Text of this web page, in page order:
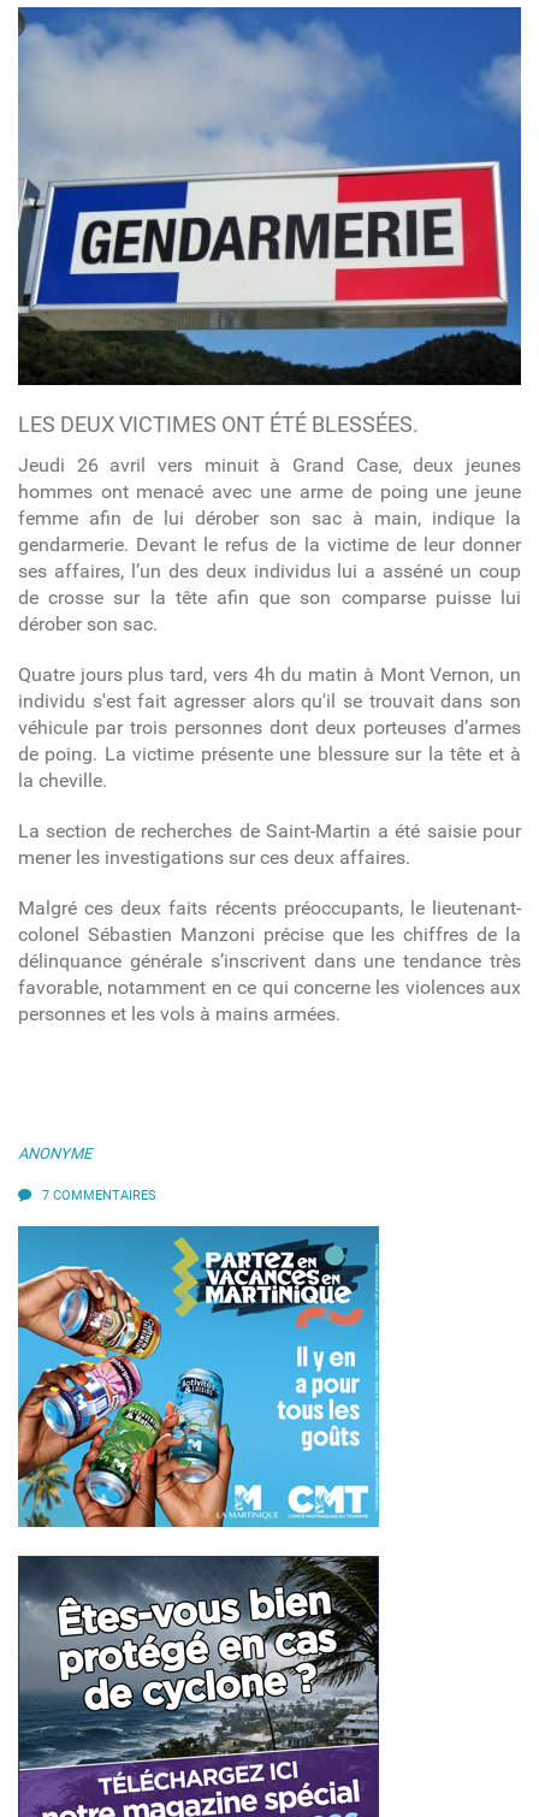
LES DEUX VICTIMES ONT ÉTÉ BLESSÉES.
Jeudi 26 avril vers minuit à Grand Case, deux jeunes
hommes ont menacé avec une arme de poing une jeune
femme afin de lui dérober son sac à main, indique la
gendarmerie. Devant le refus de la victime de leur donner
ses affaires, l’un des deux individus lui a asséné un coup
de crosse sur la tête afin que son comparse puisse lui
dérober son sac.
Quatre jours plus tard, vers 4h du matin à Mont Vernon, un
individu s'est fait agresser alors qu'il se trouvait dans son
véhicule par trois personnes dont deux porteuses d’armes
de poing. La victime présente une blessure sur la tête et à
la cheville.
La section de recherches de Saint-Martin a été saisie pour
mener les investigations sur ces deux affaires.
Malgré ces deux faits récents préoccupants, le lieutenant-
colonel Sébastien Manzoni précise que les chiffres de la
délinquance générale s’inscrivent dans une tendance très
favorable, notamment en ce qui concerne les violences aux
personnes et les vols à mains armées.
ANONYME
7 COMMENTAIRES